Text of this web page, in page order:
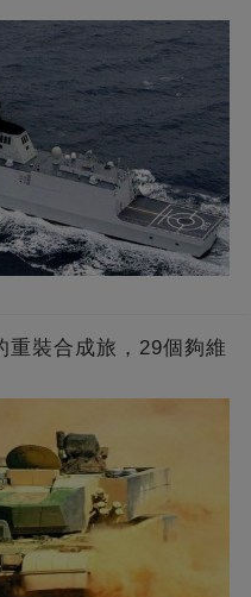
重裝合成旅，29個夠維